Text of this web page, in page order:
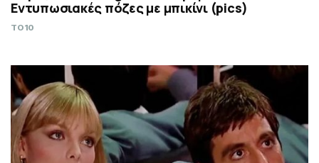
Εντυπωσιακές πόζες με μπικίνι (pics)
TO10